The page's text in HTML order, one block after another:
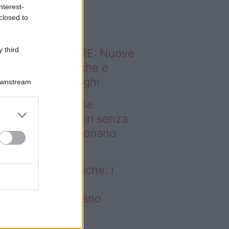
to
third
sapevi che...
ABITARE: Nuove
domestiche e
dei luoghi
– Addio prese
i frullatori senza
Westwing funzionano
prese elettriche: i
funzionano